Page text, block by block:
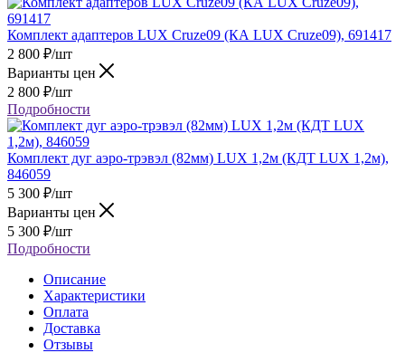
Комплект адаптеров LUX Cruze09 (КА LUX Cruze09), 691417
2 800 ₽/шт
Варианты цен
2 800 ₽/шт
Подробности
Комплект дуг аэро-трэвэл (82мм) LUX 1,2м (КДТ LUX 1,2м),
846059
5 300 ₽/шт
Варианты цен
5 300 ₽/шт
Подробности
Описание
Характеристики
Оплата
Доставка
Отзывы